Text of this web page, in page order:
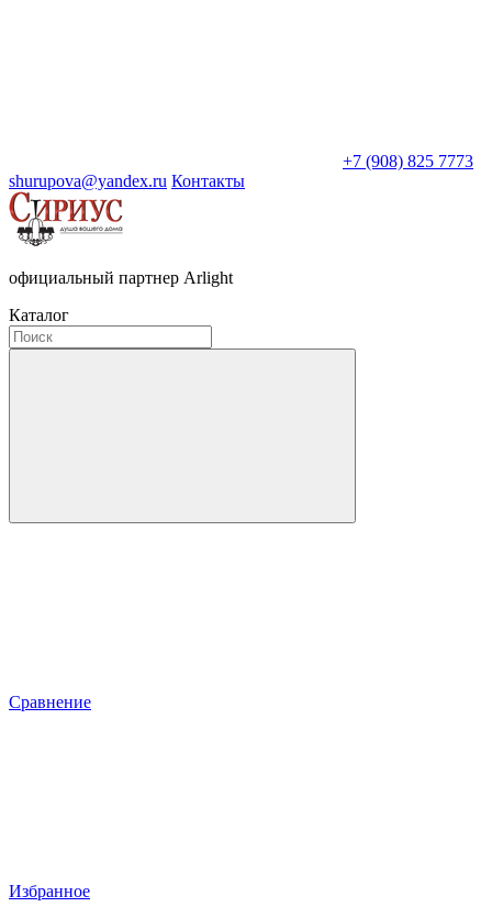
+7 (908) 825 7773
shurupova@yandex.ru Контакты
официальный партнер Arlight
Каталог
Сравнение
Избранное